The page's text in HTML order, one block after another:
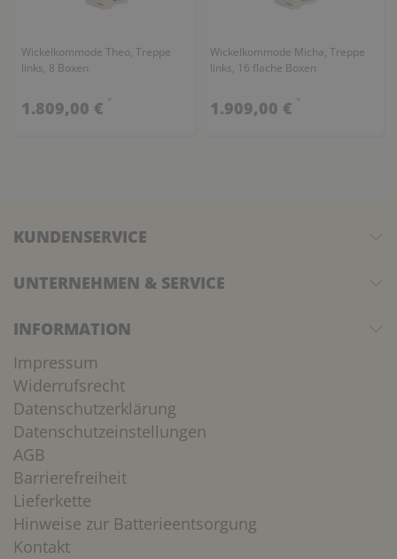
Wickelkommode Theo, Treppe
links, 8 Boxen
1.809,00 € *
Wickelkommode Micha, Treppe
links, 16 flache Boxen
1.909,00 € *
KUNDENSERVICE
UNTERNEHMEN & SERVICE
INFORMATION
Impressum
Widerrufsrecht
Datenschutzerklärung
Datenschutzeinstellungen
AGB
Barrierefreiheit
Lieferkette
Hinweise zur Batterieentsorgung
Kontakt